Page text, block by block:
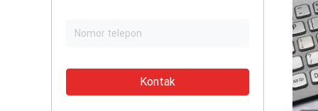
Kontak